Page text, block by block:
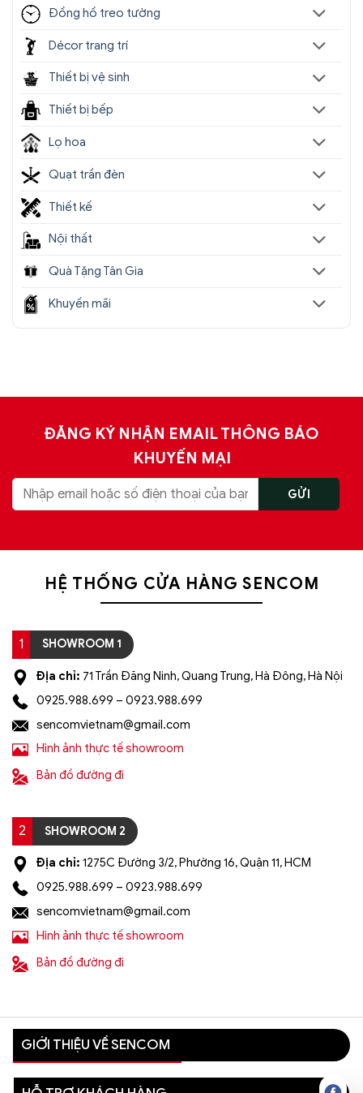
Đồng hồ treo tường
Décor trang trí
Thiết bị vệ sinh
Thiết bị bếp
Lọ hoa
Quạt trần đèn
Thiết kế
Nội thất
Quà Tặng Tân Gia
Khuyến mãi
ĐĂNG KÝ NHẬN EMAIL THÔNG BÁO
KHUYẾN MẠI
HỆ THỐNG CỬA HÀNG SENCOM
1 SHOWROOM 1
Địa chỉ: 71 Trần Đăng Ninh, Quang Trung, Hà Đông, Hà Nội
0925.988.699 – 0923.988.699
sencomvietnam@gmail.com
Hình ảnh thực tế showroom
Bản đồ đường đi
2 SHOWROOM 2
Địa chỉ: 1275C Đường 3/2, Phường 16, Quận 11, HCM
0925.988.699 – 0923.988.699
sencomvietnam@gmail.com
Hình ảnh thực tế showroom
Bản đồ đường đi
GIỚI THIỆU VỀ SENCOM